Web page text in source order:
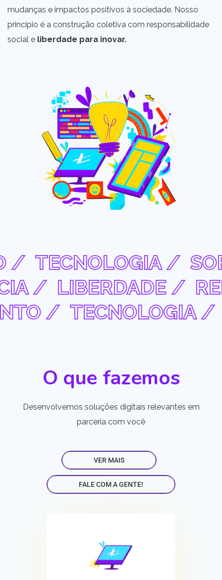
mudanças e impactos positivos à sociedade. Nosso
princípio é a construção coletiva com responsabilidade
social e liberdade para inovar.
/ TECNOLOGIA /
/ LIBERDADE /
/
TECNOLOGIA /
O que fazemos
Desenvolvemos soluções digitais relevantes em
parceria com você
VER MAIS
FALE COM A GENTE!